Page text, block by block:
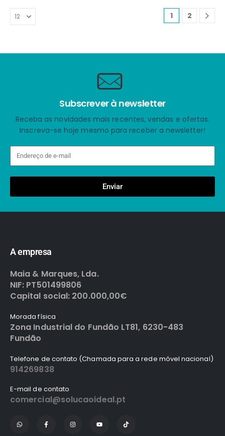
1 2
Subscrever à newsletter
Receba as novidades mais recentes, vendas e ofertas.
Inscreva-se hoje mesmo para receber a newsletter!
Enviar
A empresa
Maia & Marques, Lda.
NIF: PT501499806
Capital social: 200.000,00€
Morada física
Zona Industrial do Fundão LT81, 6230-483
Fundão
Telefone de contato (Chamada para a rede móvel nacional)
914269838
E-mail de contato
comercial@solucaoideal.pt